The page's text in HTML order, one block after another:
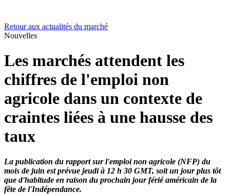
Retour aux actualités du marché
Nouvelles
Les marchés attendent les
chiffres de l'emploi non
agricole dans un contexte de
craintes liées à une hausse des
taux
La publication du rapport sur l'emploi non agricole (NFP) du
mois de juin est prévue jeudi à 12 h 30 GMT, soit un jour plus tôt
que d'habitude en raison du prochain jour férié américain de la
fête de l'Indépendance.